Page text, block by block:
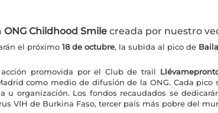
ONG Childhood Smile creada por nuestro
el próximo 18 de octubre, la subida al pico de
promovida por el Club de trail
como medio de difusión de la ONG. Cada pico
u organización. Los fondos recaudados se
VIH de Burkina Faso, tercer país más pobre del